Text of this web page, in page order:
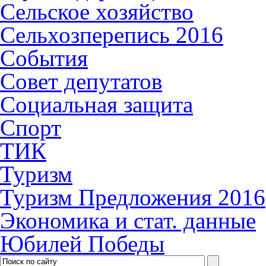
Сельское хозяйство
Сельхозперепись 2016
События
Совет депутатов
Социальная защита
Спорт
ТИК
Туризм
Туризм Предложения 2016
Экономика и стат. данные
Юбилей Победы